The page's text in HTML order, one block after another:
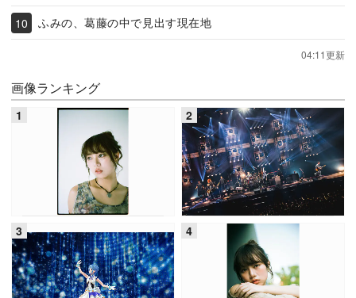
ふみの、葛藤の中で見出す現在地
04:11更新
画像ランキング